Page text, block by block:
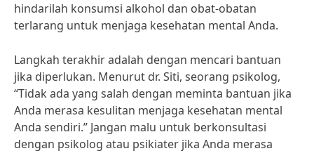
hindarilah konsumsi alkohol dan obat-obatan
terlarang untuk menjaga kesehatan mental Anda.
Langkah terakhir adalah dengan mencari bantuan
jika diperlukan. Menurut dr. Siti, seorang psikolog,
“Tidak ada yang salah dengan meminta bantuan jika
Anda merasa kesulitan menjaga kesehatan mental
Anda sendiri.” Jangan malu untuk berkonsultasi
dengan psikolog atau psikiater jika Anda merasa